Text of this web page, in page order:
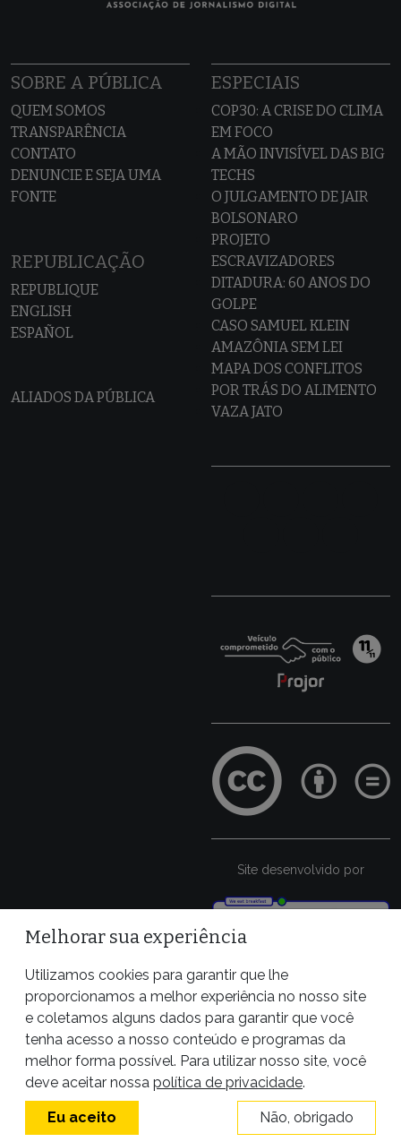
SOBRE A PÚBLICA
QUEM SOMOS
TRANSPARÊNCIA
CONTATO
DENUNCIE E SEJA UMA
FONTE
REPUBLICAÇÃO
REPUBLIQUE
ENGLISH
ESPAÑOL
ALIADOS DA PÚBLICA
ESPECIAIS
COP30: A CRISE DO CLIMA
EM FOCO
A MÃO INVISÍVEL DAS BIG
TECHS
O JULGAMENTO DE JAIR
BOLSONARO
PROJETO
ESCRAVIZADORES
DITADURA: 60 ANOS DO
GOLPE
CASO SAMUEL KLEIN
AMAZÔNIA SEM LEI
MAPA DOS CONFLITOS
POR TRÁS DO ALIMENTO
VAZA JATO
Site desenvolvido por
Melhorar sua experiência
Utilizamos cookies para garantir que lhe
proporcionamos a melhor experiência no nosso site
e coletamos alguns dados para garantir que você
tenha acesso a nosso conteúdo e programas da
melhor forma possível. Para utilizar nosso site, você
deve aceitar nossa política de privacidade.
Eu aceito Não, obrigado